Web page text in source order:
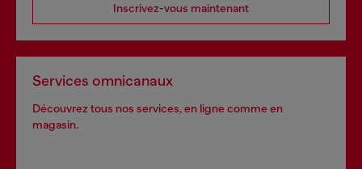
Inscrivez-vous maintenant
Services omnicanaux
Découvrez tous nos services, en ligne comme en
magasin.